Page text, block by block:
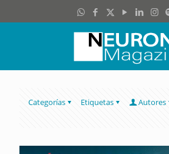
Categorías Etiquetas
Autores